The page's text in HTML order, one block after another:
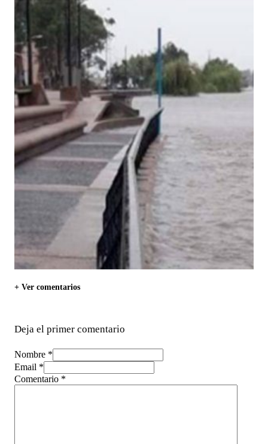
+ Ver comentarios
Deja el primer comentario
Nombre *
Email *
Comentario *